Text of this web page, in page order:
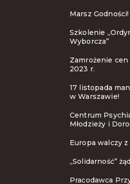
Marsz Godności!
Szkolenie
Wyborcza”
Zamrożenie
2023 r.
17 listopada
w Warszawie!
Centrum
Młodzieży i
Europa walczy
„Solidarność”
Pracodawca